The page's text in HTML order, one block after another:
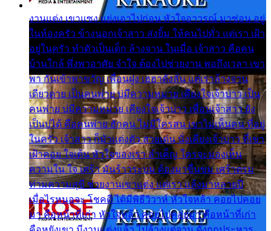
งานแต่ง เขาแซง แย่งเอาไปก่อน หัวใจอาวรณ์ มาซ่อน อยู่
ในห้องครัว ข้างนอกเจ้าสาว ส่งยิ้ม ให้คนไปทั่ว แต่เรา เฝ้า
อยู่ในครัว ทำตัวเป็นเด็ก ล้างจาน ในเมื่อ เจ้าสาว คือคน
บ้านใกล้ พึ่งพาอาศัย จำใจ ต้องไปช่วยงาน พอถึงเวลา เขา
พา กันเข้าพาขวัญ เพื่อนฝูง เฮฮาดังลั่น แต่เราล้างจาน
เดียวดาย เป็นคนพ่าย บ่มีความหมาย เคียงใจเจ้าบ่าว เป็น
คนพ่าย บ่มีความหมาย เคียงใจเจ้าบ่าว เพื่อนเจ้าสาว ยัง
เป็นบ่ได้ คือคนพ่าย ฮักคน ไม่มีใครสน เขาไม่เห็นคน ที่อยู่
ในครัว เจ้าสาว ก็มัวแต่งตัว สวยเด่น นั่งเคียงเจ้าบ่าว ที่เขา
เฝ้าคอย ใจเต้น หัวใจของเรา ลำเค็ญ ใครจะมองเห็น
ความใน ใจ เศร้า มันร้าวระบม ต้องมาขื่นขม เศร้าตรม
ท่ามความสุขี ช่วยงานเขาแต่ง แต่เรา แล้งมาหลายปี
เมื่อไรหนอจะ โชคดี ได้มีพิธีวิวาห์ หัวใจหล้า คอยไปคอย
มา คือหน้าที่เก่า หัวใจหล้า คอยไปคอยมา คือหน้าที่เก่า